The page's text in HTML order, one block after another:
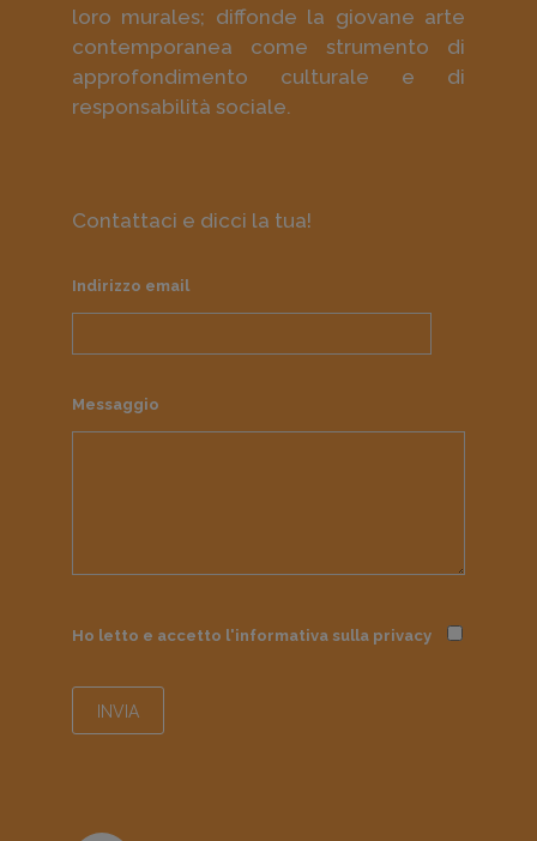
loro murales; diffonde la giovane arte
contemporanea come strumento di
approfondimento culturale e di
responsabilità sociale.
Contattaci e dicci la tua!
Indirizzo email
Messaggio
Ho letto e accetto l'informativa sulla privacy